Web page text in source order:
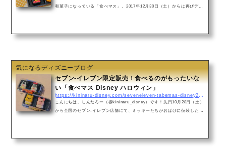
和菓子になっている「食べマス」。2017年12月30日（土）からは再びディ
糖、餅粉などを練った生地で作られた「練り切り」という和菓子でできて
気になるディズニーブログ
セブン-イレブン限定販売！食べるのがもったいな
い「食べマス Disney ハロウィン」
https://kininaru-disney.com/seveneleven-tabemas-disney2017
こんにちは、しんたろー（@kininaru_disney）です！先日10月28日（土）
から全国のセブン-イレブン店舗にて、ミッキーたちがおばけに仮装した和
製造しているスイーツ。餡、砂糖、餅粉などを練った生地で作られた「練